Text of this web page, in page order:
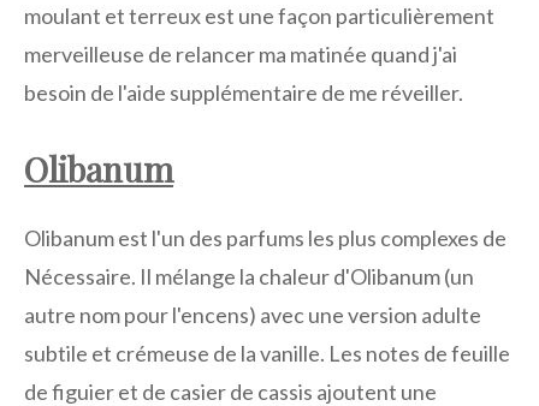
moulant et terreux est une façon particulièrement
merveilleuse de relancer ma matinée quand j'ai
besoin de l'aide supplémentaire de me réveiller.
Olibanum
Olibanum est l'un des parfums les plus complexes de
Nécessaire. Il mélange la chaleur d'Olibanum (un
autre nom pour l'encens) avec une version adulte
subtile et crémeuse de la vanille. Les notes de feuille
de figuier et de casier de cassis ajoutent une